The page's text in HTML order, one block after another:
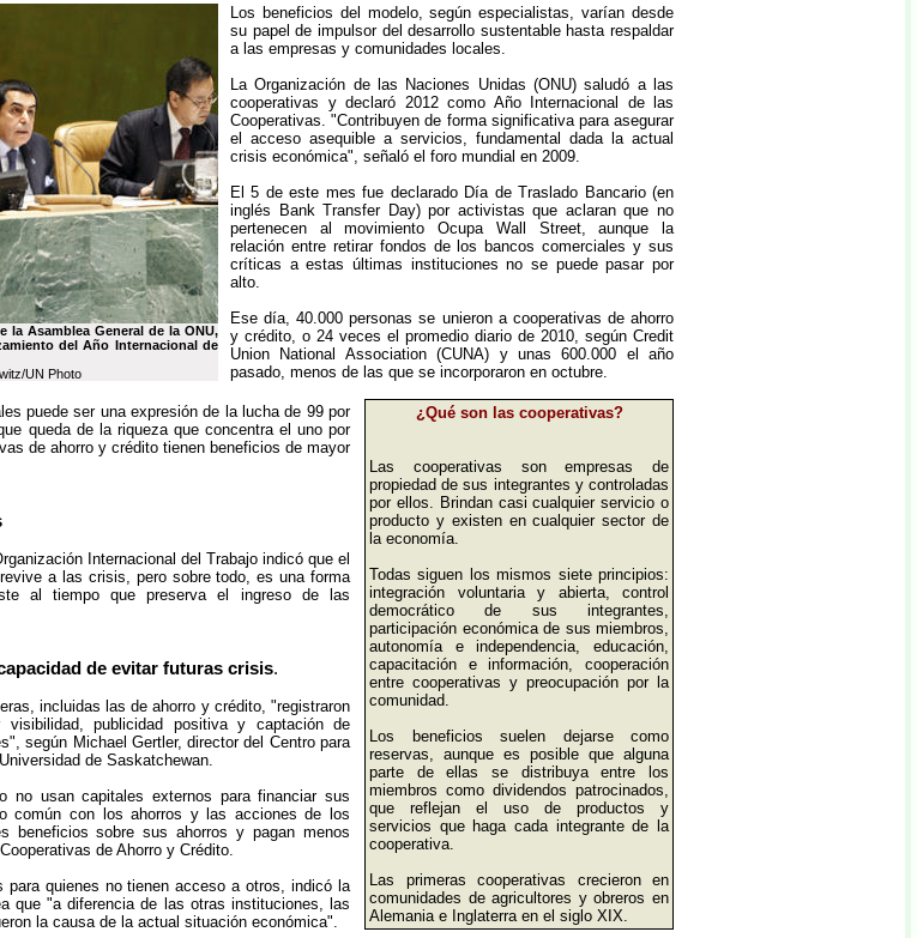
la Asamblea General de la ONU,
del Año Internacional de
UN Photo
Los beneficios del modelo, según especialistas, varían desde
su papel de impulsor del desarrollo sustentable hasta respaldar
a las empresas y comunidades locales.
La Organización de las Naciones Unidas (ONU) saludó a las
cooperativas y declaró 2012 como Año Internacional de las
Cooperativas. "Contribuyen de forma significativa para asegurar
el acceso asequible a servicios, fundamental dada la actual
crisis económica", señaló el foro mundial en 2009.
El 5 de este mes fue declarado Día de Traslado Bancario (en
inglés Bank Transfer Day) por activistas que aclaran que no
pertenecen al movimiento Ocupa Wall Street, aunque la
relación entre retirar fondos de los bancos comerciales y sus
críticas a estas últimas instituciones no se puede pasar por
alto.
Ese día, 40.000 personas se unieron a cooperativas de ahorro
y crédito, o 24 veces el promedio diario de 2010, según Credit
Union National Association (CUNA) y unas 600.000 el año
pasado, menos de las que se incorporaron en octubre.
puede ser una expresión de la lucha de 99 por
queda de la riqueza que concentra el uno por
de ahorro y crédito tienen beneficios de mayor
Internacional del Trabajo indicó que el
a las crisis, pero sobre todo, es una forma
al tiempo que preserva el ingreso de las
de evitar futuras crisis.
incluidas las de ahorro y crédito, "registraron
publicidad positiva y captación de
según Michael Gertler, director del Centro para
de Saskatchewan.
no usan capitales externos para financiar sus
común con los ahorros y las acciones de los
beneficios sobre sus ahorros y pagan menos
de Ahorro y Crédito.
para quienes no tienen acceso a otros, indicó la
que "a diferencia de las otras instituciones, las
la causa de la actual situación económica".
¿Qué son las cooperativas?
Las cooperativas son empresas de
propiedad de sus integrantes y controladas
por ellos. Brindan casi cualquier servicio o
producto y existen en cualquier sector de
la economía.
Todas siguen los mismos siete principios:
integración voluntaria y abierta, control
democrático de sus integrantes,
participación económica de sus miembros,
autonomía e independencia, educación,
capacitación e información, cooperación
entre cooperativas y preocupación por la
comunidad.
Los beneficios suelen dejarse como
reservas, aunque es posible que alguna
parte de ellas se distribuya entre los
miembros como dividendos patrocinados,
que reflejan el uso de productos y
servicios que haga cada integrante de la
cooperativa.
Las primeras cooperativas crecieron en
comunidades de agricultores y obreros en
Alemania e Inglaterra en el siglo XIX.